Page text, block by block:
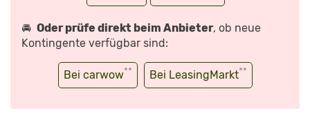
🚘 Oder prüfe direkt beim Anbieter, ob neue
Kontingente verfügbar sind:
Bei carwow** Bei LeasingMarkt**